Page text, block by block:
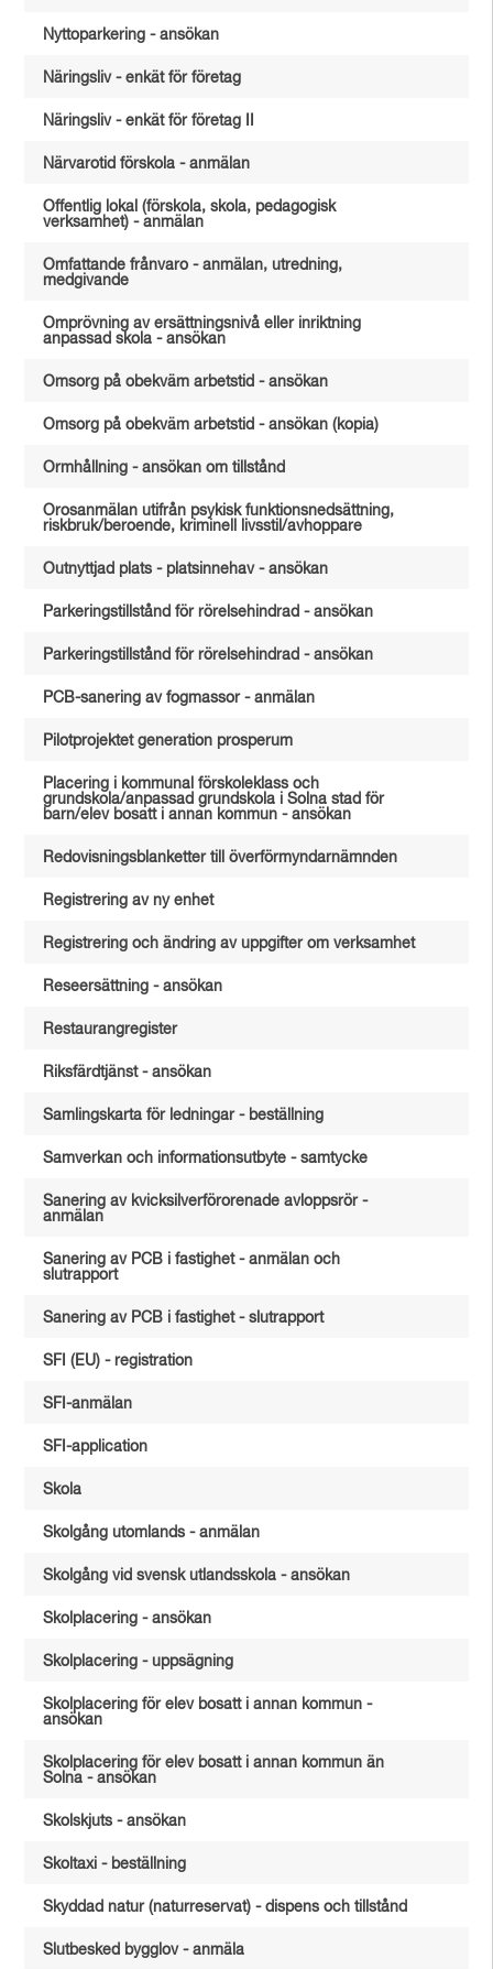
Nyttoparkering - ansökan
Näringsliv - enkät för företag
Näringsliv - enkät för företag II
Närvarotid förskola - anmälan
Offentlig lokal (förskola, skola, pedagogisk
verksamhet) - anmälan
Omfattande frånvaro - anmälan, utredning,
medgivande
Omprövning av ersättningsnivå eller inriktning
anpassad skola - ansökan
Omsorg på obekväm arbetstid - ansökan
Omsorg på obekväm arbetstid - ansökan (kopia)
Ormhållning - ansökan om tillstånd
Orosanmälan utifrån psykisk funktionsnedsättning,
riskbruk/beroende, kriminell livsstil/avhoppare
Outnyttjad plats - platsinnehav - ansökan
Parkeringstillstånd för rörelsehindrad - ansökan
Parkeringstillstånd för rörelsehindrad - ansökan
PCB-sanering av fogmassor - anmälan
Pilotprojektet generation prosperum
Placering i kommunal förskoleklass och
grundskola/anpassad grundskola i Solna stad för
barn/elev bosatt i annan kommun - ansökan
Redovisningsblanketter till överförmyndarnämnden
Registrering av ny enhet
Registrering och ändring av uppgifter om verksamhet
Reseersättning - ansökan
Restaurangregister
Riksfärdtjänst - ansökan
Samlingskarta för ledningar - beställning
Samverkan och informationsutbyte - samtycke
Sanering av kvicksilverförorenade avloppsrör -
anmälan
Sanering av PCB i fastighet - anmälan och
slutrapport
Sanering av PCB i fastighet - slutrapport
SFI (EU) - registration
SFI-anmälan
SFI-application
Skola
Skolgång utomlands - anmälan
Skolgång vid svensk utlandsskola - ansökan
Skolplacering - ansökan
Skolplacering - uppsägning
Skolplacering för elev bosatt i annan kommun -
ansökan
Skolplacering för elev bosatt i annan kommun än
Solna - ansökan
Skolskjuts - ansökan
Skoltaxi - beställning
Skyddad natur (naturreservat) - dispens och tillstånd
Slutbesked bygglov - anmäla